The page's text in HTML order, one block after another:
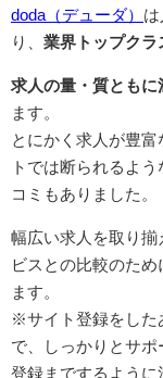
doda（デューダ）
り、 業界トップクラ
求人の量・質とも
ます。
とにかく求人が豊
トでは断られるよ
コミもありました。
幅広い求人を取り
ビスとの比較のため
ます。
※サイト登録をした
で、しっかりとサ
登録までするように